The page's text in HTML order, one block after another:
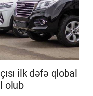
ilk dəfə qlobal
olub